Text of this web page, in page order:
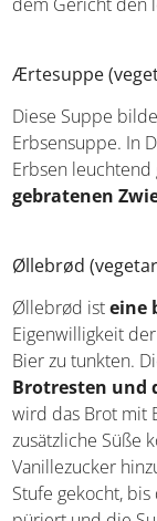
Schweinefleisch
Ærtesuppe
Diese Suppe
Erbsensuppe. In
Hauptzutat
Øllebrød
Øllebrød isteine
der
in Bier zu
Brotresten und
wird das Brot mit
zusätzliche Süße
Vanillezucker